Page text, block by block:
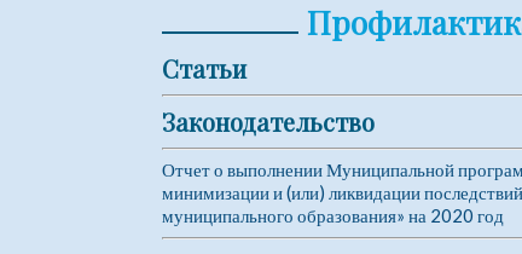
Статьи
Законодательство
Отчет о выполнении Муниципальной
минимизации и (или) ликвидации
муниципального образования» на 2020 год